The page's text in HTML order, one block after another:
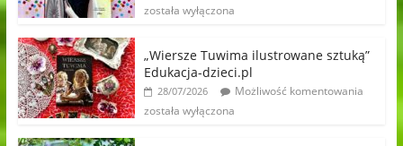
została wyłączona
„Wiersze Tuwima ilustrowane sztuką”
Edukacja-dzieci.pl
28/07/2026
Możliwość komentowania
została wyłączona